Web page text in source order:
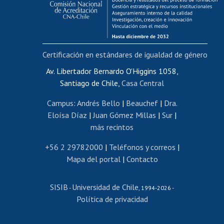
Funcionarias/os
Cursos internos de capacitación
Bienestar del personal
Portal de movilidad interna
Certificado de renta
Certificado de renta honorarios
Editar páginas blancas
Extranjeras/os
Revalidación y reconocimiento de títulos
Postulación al Programa de Movilidad Estudiantil
Cursos de español
Av. Libertador Bernardo O'Higgins 1058,
Santiago de Chile, Casa Central
Campus: Andrés Bello | Beauchef| Dra.
Eloísa Díaz | Juan Gómez Millas | Sur |
más recintos
+56 2 29782000 | Teléfonos y correos |
Mapa del portal| Contacto
SISIB - Universidad de Chile , 1994-2026 -
Política de privacidad
Certificación en estándares de igualdad de género